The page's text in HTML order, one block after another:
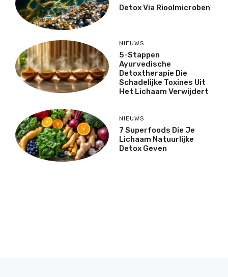
Detox Via Rioolmicroben
NIEUWS
5-Stappen
Ayurvedische
Detoxtherapie Die
Schadelijke Toxines Uit
Het Lichaam Verwijdert
NIEUWS
7 Superfoods Die Je
Lichaam Natuurlijke
Detox Geven